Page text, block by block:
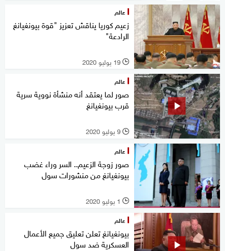
عالم
زعيم كوريا يناقش تعزيز "قوة بيونغيانغ
الرادعة"
l 19 يوليو 2020
عالم
صور لما يعتقد أنه منشأة نووية سرية
قرب بيونغيانغ
l 9 يوليو 2020
عالم
صور زوجة الزعيم.. السر وراء غضب
بيونغيانغ من منشورات سول
l 1 يوليو 2020
عالم
بيونغيانغ تعلن تعليق جميع الأعمال
العسكرية ضد سول